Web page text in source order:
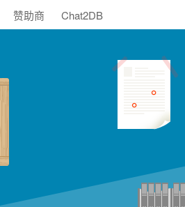
赞助商 Chat2DB